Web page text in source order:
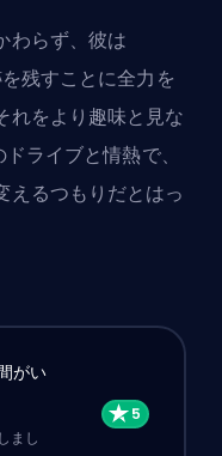
わらず、彼は
残すことに全力を
れをより趣味と見な
ライブと情熱で、
えるつもりだとはっ
がい
まし